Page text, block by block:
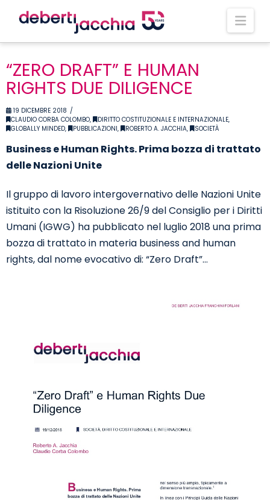
“ZERO DRAFT” E HUMAN
RIGHTS DUE DILIGENCE
19 DICEMBRE 2018
CLAUDIO CORBA COLOMBO, DIRITTO COSTITUZIONALE E INTERNAZIONALE,
GLOBALLY MINDED, PUBBLICAZIONI, ROBERTO A. JACCHIA, SOCIETÀ
Business e Human Rights. Prima bozza di trattato
delle Nazioni Unite
Il gruppo di lavoro intergovernativo delle Nazioni Unite
istituito con la Risoluzione 26/9 del Consiglio per i Diritti
Umani (IGWG) ha pubblicato nel luglio 2018 una prima
bozza di trattato in materia business and human
rights, dal nome evocativo di: “Zero Draft”…